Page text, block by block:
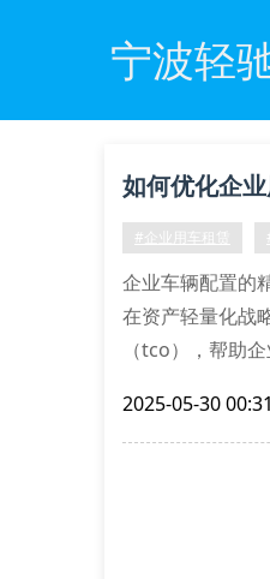
宁波轻
如何优化企
#企业用车租赁
企业车辆配置的
在资产轻量化战
（tco），帮助
针对制造业客户
次，通过算法自
2025-05-30 00:31